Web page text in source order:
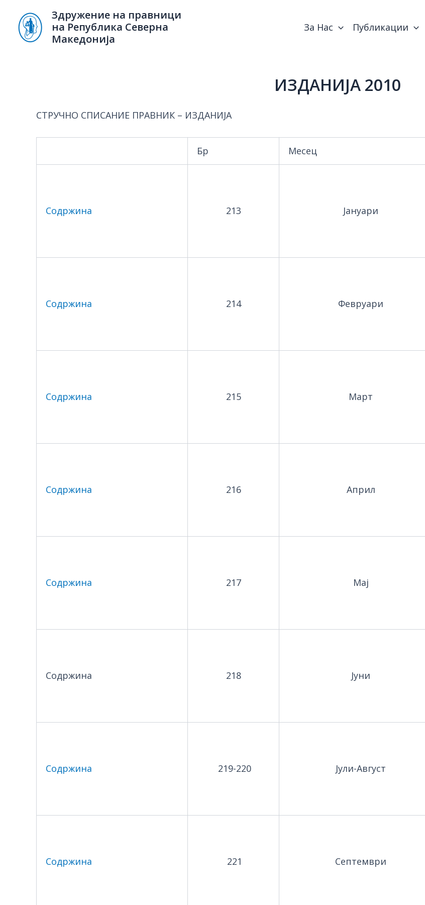
content
Здружение на правници
на Република Северна
Македонија
За Нас Публикации
ИЗДАНИЈА 2010
СТРУЧНО СПИСАНИЕ ПРАВНИК – ИЗДАНИЈА
Бр Месец
Содржина 213 Јануари
Содржина 214 Февруари
Содржина 215 Март
Содржина 216 Април
Содржина 217 Мај
Содржина 218 Јуни
Содржина 219-220 Јули-Август
Содржина 221 Септември